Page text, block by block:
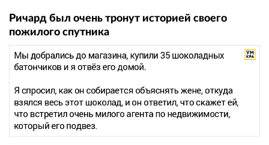
Ричард был очень тронут историей своего
пожилого спутника